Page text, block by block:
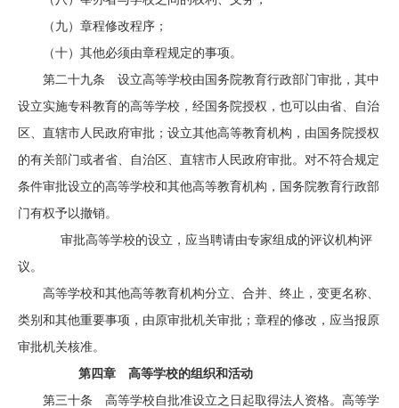
（九）章程修改程序；
（十）其他必须由章程规定的事项。
第二十九条 设立高等学校由国务院教育行政部门审批，其中
设立实施专科教育的高等学校，经国务院授权，也可以由省、自治
区、直辖市人民政府审批；设立其他高等教育机构，由国务院授权
的有关部门或者省、自治区、直辖市人民政府审批。对不符合规定
条件审批设立的高等学校和其他高等教育机构，国务院教育行政部
门有权予以撤销。
审批高等学校的设立，应当聘请由专家组成的评议机构评
议。
高等学校和其他高等教育机构分立、合并、终止，变更名称、
类别和其他重要事项，由原审批机关审批；章程的修改，应当报原
审批机关核准。
第四章 高等学校的组织和活动
第三十条 高等学校自批准设立之日起取得法人资格。高等学